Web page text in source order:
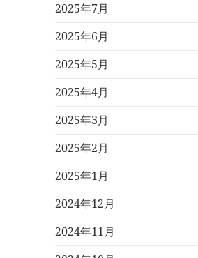
2025年7月
2025年6月
2025年5月
2025年4月
2025年3月
2025年2月
2025年1月
2024年12月
2024年11月